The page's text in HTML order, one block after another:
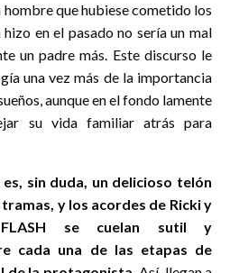
hombre que hubiese cometido los
en el pasado no sería un mal
un padre más. Este discurso le
una vez más de la importancia
aunque en el fondo lamente
su vida familiar atrás para
sin duda, un delicioso telón
y los acordes de Ricki y
se cuelan sutil y
cada una de las etapas de